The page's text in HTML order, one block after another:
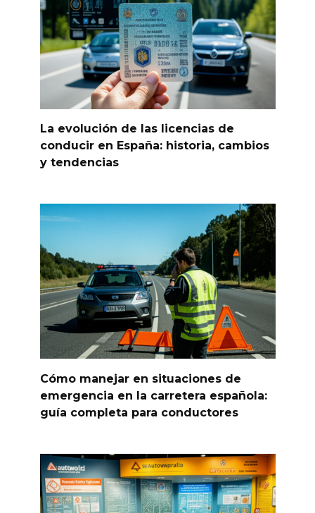
La evolución de las licencias de
conducir en España: historia, cambios
y tendencias
Cómo manejar en situaciones de
emergencia en la carretera española:
guía completa para conductores